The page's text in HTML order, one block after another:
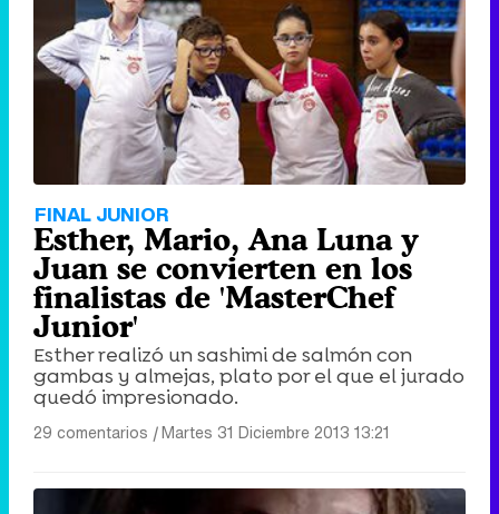
FINAL JUNIOR
Esther, Mario, Ana Luna y
Juan se convierten en los
finalistas de 'MasterChef
Junior'
Esther realizó un sashimi de salmón con
gambas y almejas, plato por el que el jurado
quedó impresionado.
29 comentarios |Martes 31 Diciembre 2013 13:21